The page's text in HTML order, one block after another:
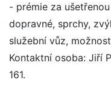
- prémie za
dopravné, sprchy,
služební vůz,
Kontaktní osoba: Jiří
161.